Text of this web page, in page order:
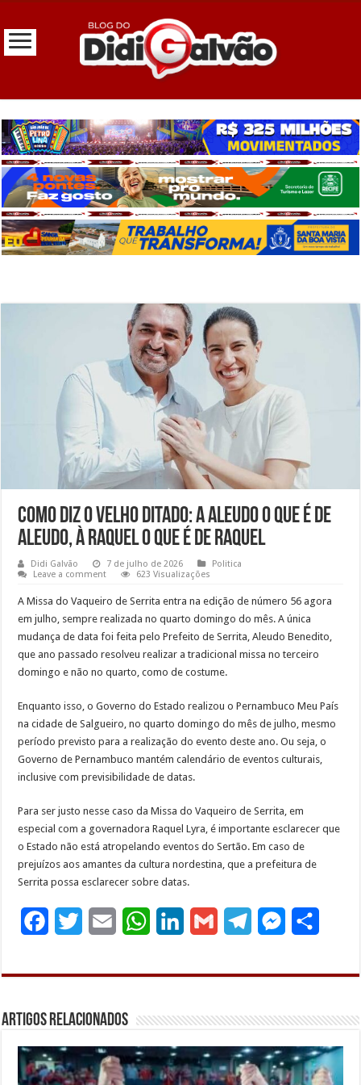
Como diz o velho ditado: A Aleudo o que é de
Aleudo, à Raquel o que é de Raquel
Didi Galvão 7 de julho de 2026
Politica
Leave a comment
623 Visualizações
A Missa do Vaqueiro de Serrita entra na edição de número 56 agora
em julho, sempre realizada no quarto domingo do mês. A única
mudança de data foi feita pelo Prefeito de Serrita, Aleudo Benedito,
que ano passado resolveu realizar a tradicional missa no terceiro
domingo e não no quarto, como de costume.
Enquanto isso, o Governo do Estado realizou o Pernambuco Meu País
na cidade de Salgueiro, no quarto domingo do mês de julho, mesmo
período previsto para a realização do evento deste ano. Ou seja, o
Governo de Pernambuco mantém calendário de eventos culturais,
inclusive com previsibilidade de datas.
Para ser justo nesse caso da Missa do Vaqueiro de Serrita, em
especial com a governadora Raquel Lyra, é importante esclarecer que
o Estado não está atropelando eventos do Sertão. Em caso de
prejuízos aos amantes da cultura nordestina, que a prefeitura de
Serrita possa esclarecer sobre datas.
c
b
o
i
t
e
a
l
W
a
s
A
n
e
d
a
l
l
g
r
M
s
e
n
a
e
Artigos Relacionados